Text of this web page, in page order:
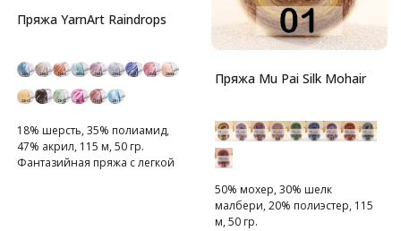
Пряжа YarnArt Raindrops
18% шерсть, 35% полиамид,
47% акрил, 115 м, 50 гр.
Фантазийная пряжа с легкой
Пряжа Mu Pai Silk Mohair
50% мохер, 30% шелк
малбери, 20% полиэстер, 115
м, 50 гр.